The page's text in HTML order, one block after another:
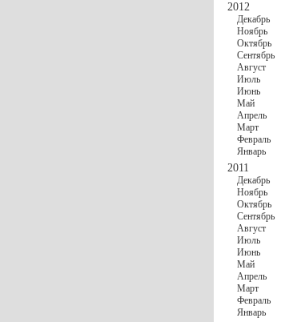
2012
Декабрь
Ноябрь
Октябрь
Сентябрь
Август
Июль
Июнь
Май
Апрель
Март
Февраль
Январь
2011
Декабрь
Ноябрь
Октябрь
Сентябрь
Август
Июль
Июнь
Май
Апрель
Март
Февраль
Январь